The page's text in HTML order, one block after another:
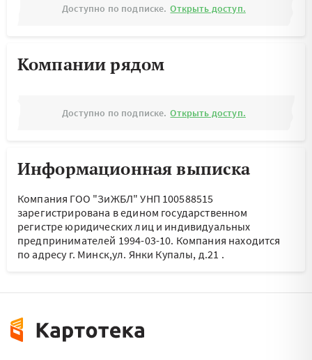
Доступно по подписке. Открыть доступ.
Компании рядом
Доступно по подписке. Открыть доступ.
Информационная выписка
Компания ГОО "ЗиЖБЛ" УНП 100588515
зарегистрирована в едином государственном
регистре юридических лиц и индивидуальных
предпринимателей 1994-03-10. Компания находится
по адресу г. Минск,ул. Янки Купалы, д.21 .